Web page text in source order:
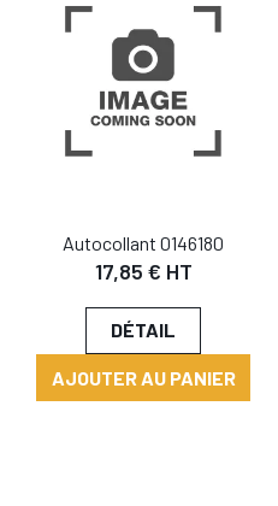
Autocollant 0146180
17,85 € HT
DÉTAIL
AJOUTER AU PANIER